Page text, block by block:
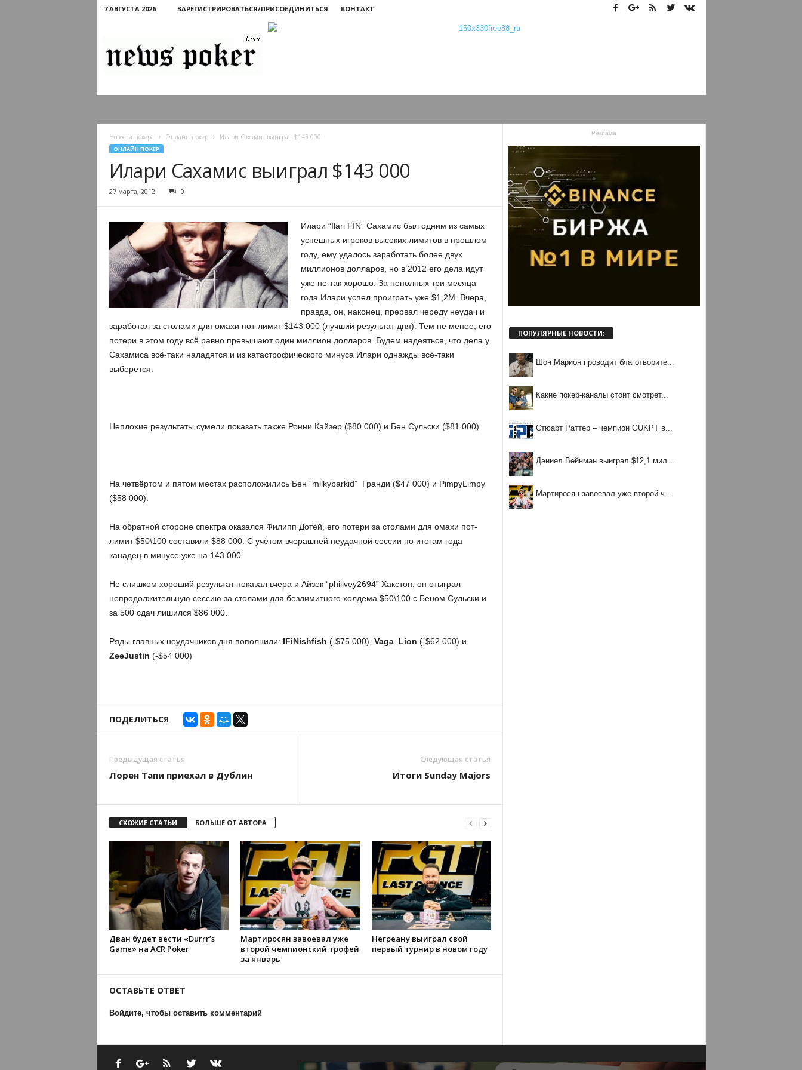
7 АВГУСТА 2026 ЗАРЕГИСТРИРОВАТЬСЯ/ПРИСОЕДИНИТЬСЯ КОНТАКТ
Новости покера Онлайн покер Илари Сахамис выиграл $143 000
ОНЛАЙН ПОКЕР
Илари Сахамис выиграл $143 000
27 марта, 2012 0
Илари “Ilari FIN” Сахамис был одним из самых
успешных игроков высоких лимитов в прошлом
году, ему удалось заработать более двух
миллионов долларов, но в 2012 его дела идут
уже не так хорошо. За неполных три месяца
года Илари успел проиграть уже $1,2М. Вчера,
правда, он, наконец, прервал череду неудач и
заработал за столами для омахи пот-лимит $143 000 (лучший результат дня). Тем не менее, его
потери в этом году всё равно превышают один миллион долларов. Будем надеяться, что дела у
Сахамиса всё-таки наладятся и из катастрофического минуса Илари однажды всё-таки
выберется.
Неплохие результаты сумели показать также Ронни Кайзер ($80 000) и Бен Сульски ($81 000).
На четвёртом и пятом местах расположились Бен “milkybarkid” Гранди ($47 000) и PimpyLimpy
($58 000).
На обратной стороне спектра оказался Филипп Дотёй, его потери за столами для омахи пот-
лимит $50\100 составили $88 000. С учётом вчерашней неудачной сессии по итогам года
канадец в минусе уже на 143 000.
Не слишком хороший результат показал вчера и Айзек “philivey2694” Хакстон, он отыграл
непродолжительную сессию за столами для безлимитного холдема $50\100 с Беном Сульски и
за 500 сдач лишился $86 000.
Ряды главных неудачников дня пополнили: IFiNishfish (-$75 000), Vaga_ Lion (-$62 000) и
ZeeJustin (-$54 000)
ПОДЕЛИТЬСЯ
Предыдущая статья
Лорен Тапи приехал в Дублин
Следующая статья
Итоги Sunday Majors
СХОЖИЕ СТАТЬИ БОЛЬШЕ ОТ АВТОРА
Дван будет вести «Durrr’s
Game» на ACR Poker
Мартиросян завоевал уже
второй чемпионский трофей
за январь
Негреану выиграл свой
первый турнир в новом году
ОСТАВЬТЕ ОТВЕТ
Войдите, чтобы оставить комментарий
Реклама
ПОПУЛЯРНЫЕ НОВОСТИ:
Шон Марион проводит благотворите...
Какие покер-каналы стоит смотрет...
Стюарт Раттер – чемпион GUKPT в...
Дэниел Вейнман выиграл $12,1 мил...
Мартиросян завоевал уже второй ч...